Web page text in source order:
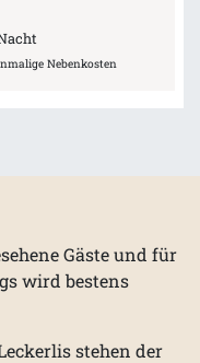
Nebenkosten
Gäste und für
wird bestens
stehen der